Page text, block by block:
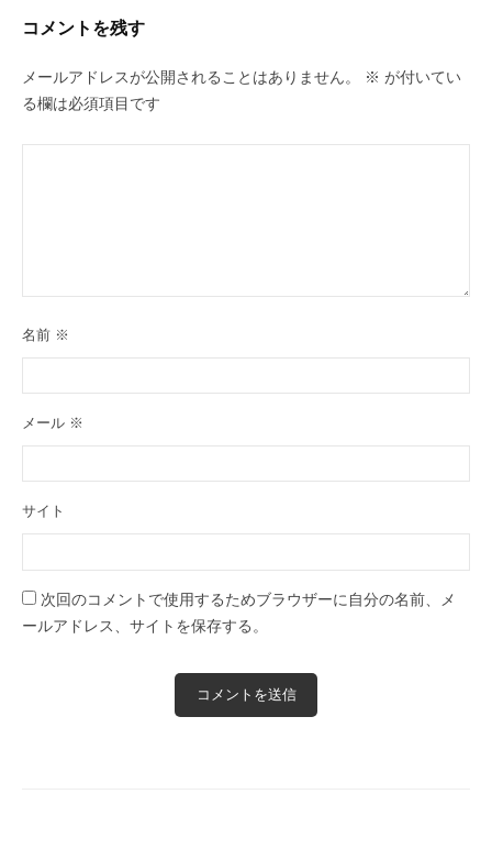
コメントを残す
メールアドレスが公開されることはありません。 ※ が付いてい
る欄は必須項目です
名前 ※
メール ※
サイト
次回のコメントで使用するためブラウザーに自分の名前、メ
ールアドレス、サイトを保存する。